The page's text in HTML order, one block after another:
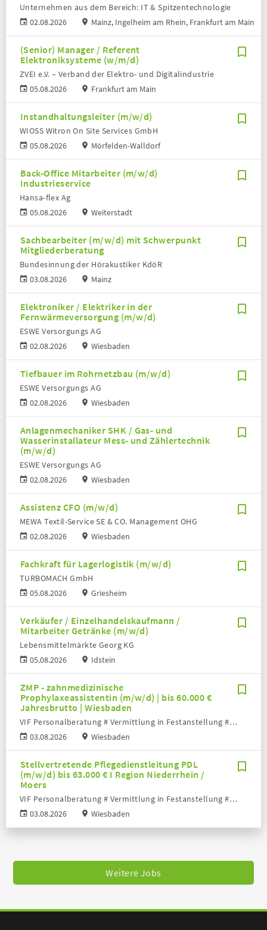
02.08.2026
Unternehmen aus dem Bereich: IT & Spitzentechnologie
Mainz, Ingelheim am Rhein, Frankfurt am Main
(Senior) Manager / Referent
Elektroniksysteme (w/m/d)
05.08.2026
ZVEI e.V. – Verband der Elektro- und Digitalindustrie
Frankfurt am Main
Instandhaltungsleiter (m/w/d)
05.08.2026
WIOSS Witron On Site Services GmbH
Mörfelden-Walldorf
Back-Office Mitarbeiter (m/w/d)
Industrieservice
05.08.2026
Hansa-flex Ag
Weiterstadt
Sachbearbeiter (m/w/d) mit Schwerpunkt
Mitgliederberatung
03.08.2026
Bundesinnung der Hörakustiker KdöR
Mainz
Elektroniker / Elektriker in der
Fernwärmeversorgung (m/w/d)
02.08.2026
ESWE Versorgungs AG
Wiesbaden
Tiefbauer im Rohrnetzbau (m/w/d)
02.08.2026
ESWE Versorgungs AG
Wiesbaden
Anlagenmechaniker SHK / Gas- und
Wasserinstallateur Mess- und Zählertechnik
(m/w/d)
02.08.2026
ESWE Versorgungs AG
Wiesbaden
Assistenz CFO (m/w/d)
02.08.2026
MEWA Textil-Service SE & CO. Management OHG
Wiesbaden
Fachkraft für Lagerlogistik (m/w/d)
05.08.2026
TURBOMACH GmbH
Griesheim
Verkäufer / Einzelhandelskaufmann /
Mitarbeiter Getränke (m/w/d)
05.08.2026
Lebensmittelmärkte Georg KG
Idstein
ZMP - zahnmedizinische
Prophylaxeassistentin (m/w/d) | bis 60.000 €
Jahresbrutto | Wiesbaden
03.08.2026
VIF Personalberatung # Vermittlung in Festanstellung # Volker Bronheim
Wiesbaden
Stellvertretende Pflegedienstleitung PDL
(m/w/d) bis 63.000 € I Region Niederrhein /
Moers
03.08.2026
VIF Personalberatung # Vermittlung in Festanstellung # Volker Bronheim
Wiesbaden
Weitere Jobs